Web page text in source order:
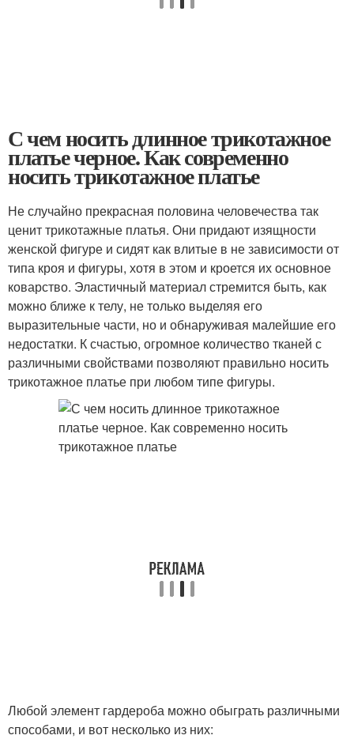
С чем носить длинное трикотажное
платье черное. Как современно
носить трикотажное платье
Не случайно прекрасная половина человечества так
ценит трикотажные платья. Они придают изящности
женской фигуре и сидят как влитые в не зависимости от
типа кроя и фигуры, хотя в этом и кроется их основное
коварство. Эластичный материал стремится быть, как
можно ближе к телу, не только выделяя его
выразительные части, но и обнаруживая малейшие его
недостатки. К счастью, огромное количество тканей с
различными свойствами позволяют правильно носить
трикотажное платье при любом типе фигуры.
Любой элемент гардероба можно обыграть различными
способами, и вот несколько из них: